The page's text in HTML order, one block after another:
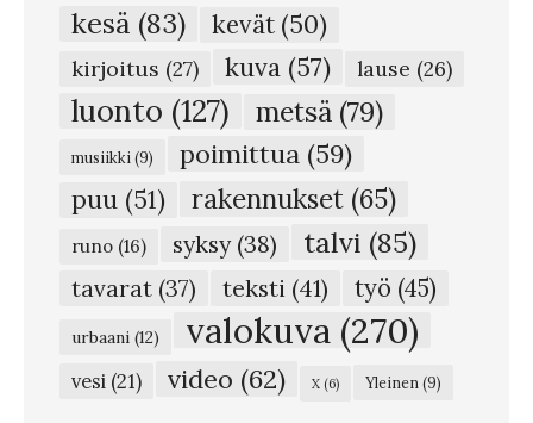
kesä (83) kevät (50)
kirjoitus (27) kuva (57) lause (26)
luonto (127) metsä (79)
musiikki(9) poimittua (59)
puu (51) rakennukset (65)
runo (16) syksy(38) talvi (85)
tavarat (37) teksti (41) työ (45)
urbaani (12) valokuva (270)
vesi (21) video (62) X (6) Yleinen(9)